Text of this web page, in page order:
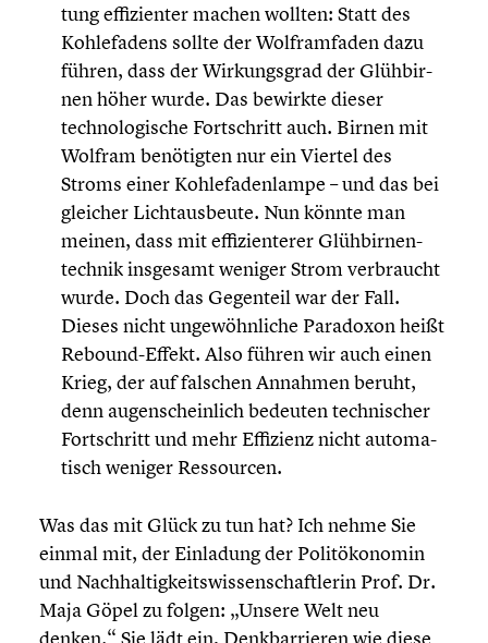
tung effizi­en­ter machen wollten: Statt des
Kohle­fa­dens sollte der Wolfram­fa­den dazu
führen, dass der Wirkungs­grad der Glühbir­
nen höher wurde. Das bewirkte dieser
techno­lo­gi­sche Fortschritt auch. Birnen mit
Wolfram benötig­ten nur ein Viertel des
Stroms einer Kohle­fa­den­lampe – und das bei
gleicher Licht­aus­beute. Nun könnte man
meinen, dass mit effizi­en­te­rer Glühbir­nen­
tech­nik insgesamt weniger Strom verbraucht
wurde. Doch das Gegenteil war der Fall.
Dieses nicht ungewöhn­li­che Paradoxon heißt
Rebound-Effekt. Also führen wir auch einen
Krieg, der auf falschen Annahmen beruht,
denn augen­schein­lich bedeuten techni­scher
Fortschritt und mehr Effizienz nicht automa­
tisch weniger Ressour­cen.
Was das mit Glück zu tun hat? Ich nehme Sie
einmal mit, der Einladung der Polit­öko­no­min
und Nachhal­tig­keits­wis­sen­schaft­le­rin Prof. Dr.
Maja Göpel zu folgen: „Unsere Welt neu